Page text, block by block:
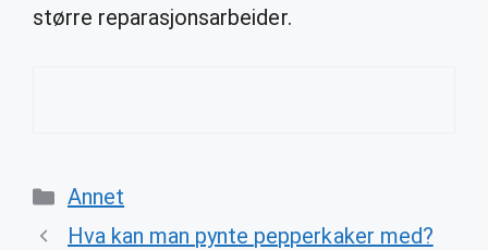
større reparasjonsarbeider.
Categories
Annet
Hva kan man pynte pepperkaker med?